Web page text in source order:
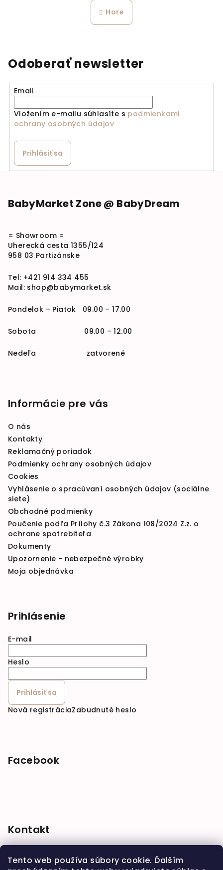
Tento web používa súbory cookie. Ďalším
Hore
Odoberať newsletter
Email
Vložením e-mailu súhlasíte s podmienkami
ochrany osobných údajov
Prihlásiť sa
BabyMarket Zone @ BabyDream
= Showroom =
Uherecká cesta 1355/124
958 03 Partizánske
Tel: +421 914 334 455
Mail: shop@babymarket.sk
Pondelok – Piatok 09.00 – 17.00
Sobota 09.00 – 12.00
Nedeľa zatvorené
Informácie pre vás
O nás
Kontakty
Reklamačný poriadok
Podmienky ochrany osobných údajov
Cookies
Vyhlásenie o spracúvaní osobných údajov (sociálne
siete)
Obchodné podmienky
Poučenie podľa Prílohy č.3 Zákona 108/2024 Z.z. o
ochrane spotrebiteľa
Dokumenty
Upozornenie - nebezpečné výrobky
Moja objednávka
Prihlásenie
E-mail
Heslo
Prihlásiť sa
Nová registráciaZabudnuté heslo
Facebook
Kontakt
shop @babymarket.sk
+421 914 334 455